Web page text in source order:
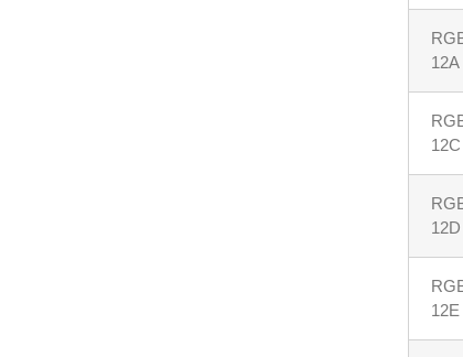
12A
12C
12D
12E